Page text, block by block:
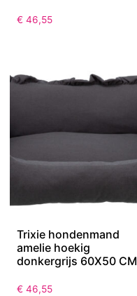
€ 46,55
Trixie hondenmand
amelie hoekig
donkergrijs 60X50 CM
€ 46,55